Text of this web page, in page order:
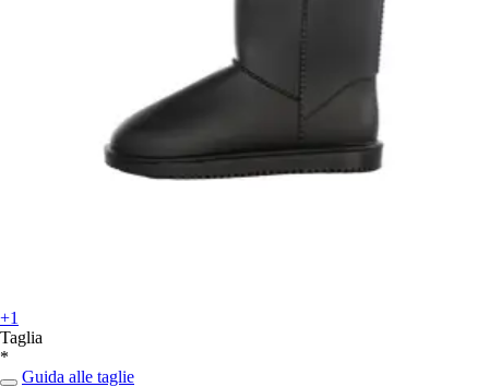
+1
Taglia
*
Guida alle taglie